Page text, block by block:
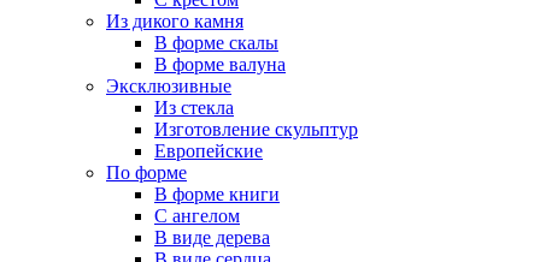
Из дикого камня
В форме скалы
В форме валуна
Эксклюзивные
Из стекла
Изготовление скульптур
Европейские
По форме
В форме книги
С ангелом
В виде дерева